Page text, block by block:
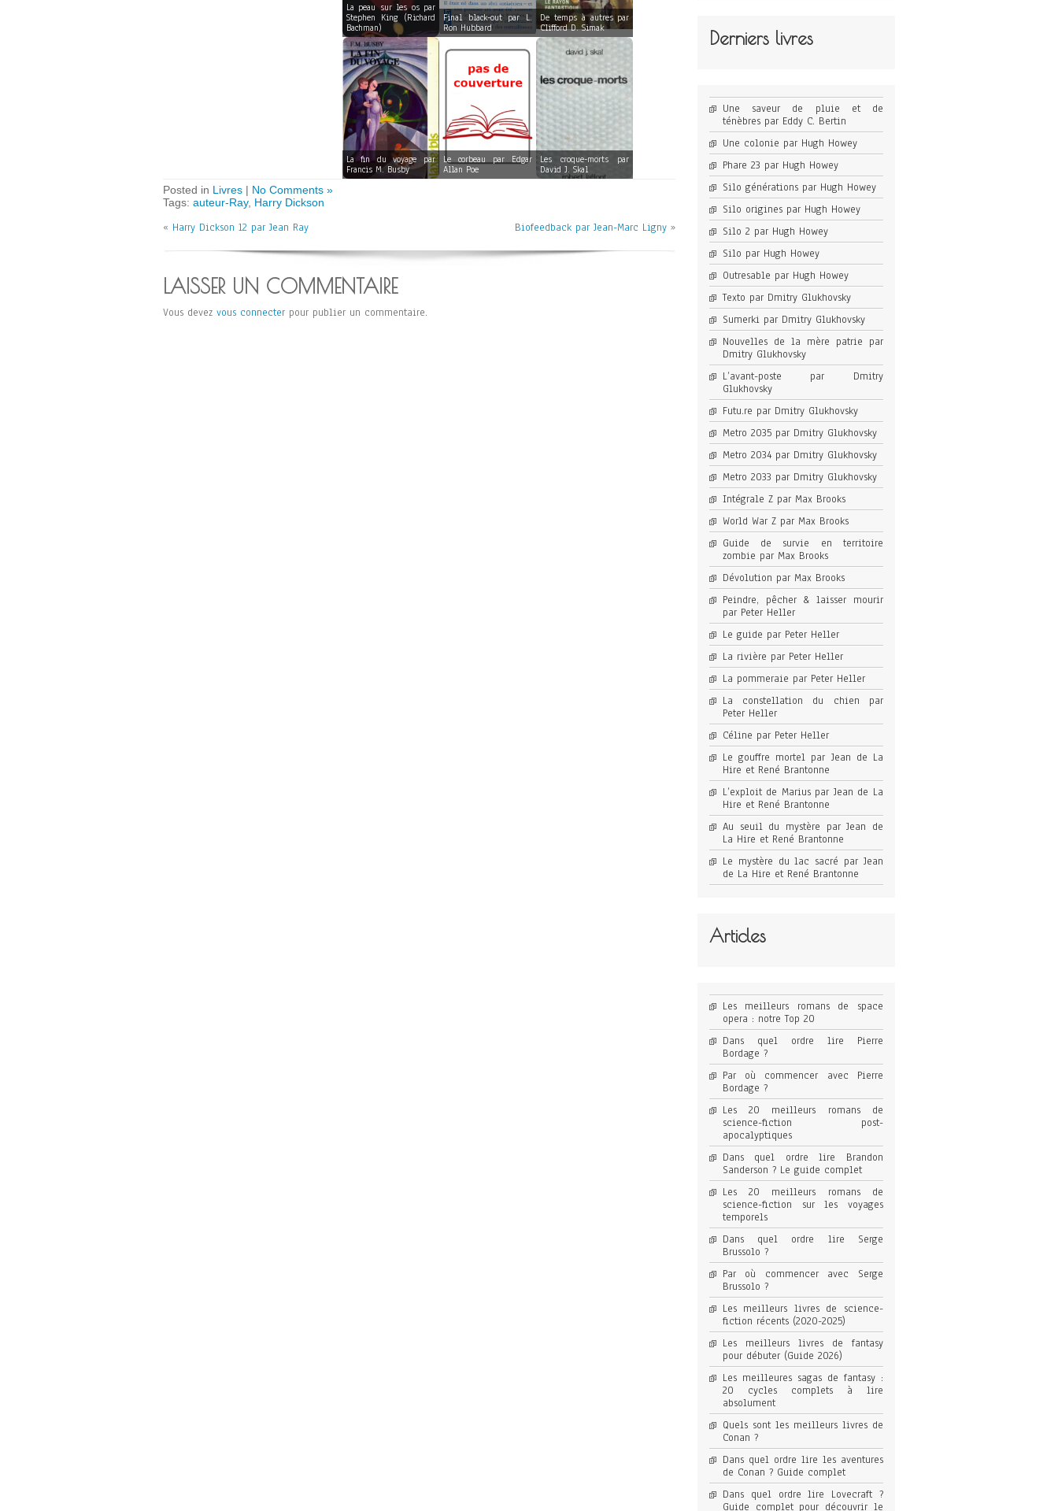
La peau sur les os par
Stephen King (Richard
Bachman)
Final black-out par L.
Ron Hubbard
De temps à autres par
Clifford D. Simak
La fin du voyage par
Francis M. Busby
Le corbeau par Edgar
Allan Poe
Les croque-morts par
David J. Skal
Posted in Livres | No Comments »
Tags: auteur-Ray, Harry Dickson
« Harry Dickson 12 par Jean Ray Biofeedback par Jean-Marc Ligny »
LAISSER UN COMMENTAIRE
Vous devez vous connecter pour publier un commentaire.
Derniers livres
Une saveur de pluie et de
ténèbres par Eddy C. Bertin
Une colonie par Hugh Howey
Phare 23 par Hugh Howey
Silo générations par Hugh Howey
Silo origines par Hugh Howey
Silo 2 par Hugh Howey
Silo par Hugh Howey
Outresable par Hugh Howey
Texto par Dmitry Glukhovsky
Sumerki par Dmitry Glukhovsky
Nouvelles de la mère patrie par
Dmitry Glukhovsky
L’avant-poste par Dmitry
Glukhovsky
Futu.re par Dmitry Glukhovsky
Metro 2035 par Dmitry Glukhovsky
Metro 2034 par Dmitry Glukhovsky
Metro 2033 par Dmitry Glukhovsky
Intégrale Z par Max Brooks
World War Z par Max Brooks
Guide de survie en territoire
zombie par Max Brooks
Dévolution par Max Brooks
Peindre, pêcher & laisser mourir
par Peter Heller
Le guide par Peter Heller
La rivière par Peter Heller
La pommeraie par Peter Heller
La constellation du chien par
Peter Heller
Céline par Peter Heller
Le gouffre mortel par Jean de La
Hire et René Brantonne
L’exploit de Marius par Jean de La
Hire et René Brantonne
Au seuil du mystère par Jean de
La Hire et René Brantonne
Le mystère du lac sacré par Jean
de La Hire et René Brantonne
Articles
Les meilleurs romans de space
opera : notre Top 20
Dans quel ordre lire Pierre
Bordage ?
Par où commencer avec Pierre
Bordage ?
Les 20 meilleurs romans de
science-fiction post-
apocalyptiques
Dans quel ordre lire Brandon
Sanderson ? Le guide complet
Les 20 meilleurs romans de
science-fiction sur les voyages
temporels
Dans quel ordre lire Serge
Brussolo ?
Par où commencer avec Serge
Brussolo ?
Les meilleurs livres de science-
fiction récents (2020-2025)
Les meilleurs livres de fantasy
pour débuter (Guide 2026)
Les meilleures sagas de fantasy :
20 cycles complets à lire
absolument
Quels sont les meilleurs livres de
Conan ?
Dans quel ordre lire les aventures
de Conan ? Guide complet
Dans quel ordre lire Lovecraft ?
Guide complet pour découvrir le